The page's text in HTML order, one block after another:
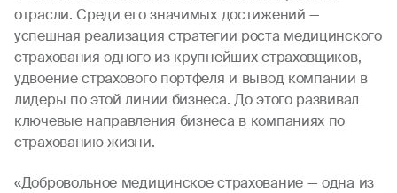
отрасли. Среди его значимых достижений —
успешная реализация стратегии роста медицинского
страхования одного из крупнейших страховщиков,
удвоение страхового портфеля и вывод компании в
лидеры по этой линии бизнеса. До этого развивал
ключевые направления бизнеса в компаниях по
страхованию жизни.
«Добровольное медицинское страхование — одна из